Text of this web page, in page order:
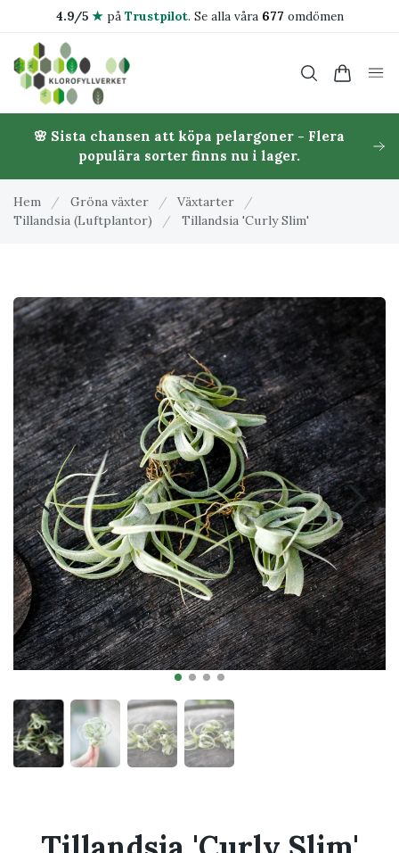
4.9/5 ★på Trustpilot. Se alla våra 677 omdömen
🌸 Sista chansen att köpa pelargoner - Flera
populära sorter finns nu i lager.
Hem / Gröna växter / Växtarter
/
Tillandsia (Luftplantor)
/ Tillandsia 'Curly Slim'